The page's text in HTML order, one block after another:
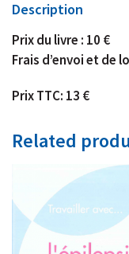
Description
Prix du livre : 10 €
Frais d’envoi et de
Prix TTC: 13 €
Related